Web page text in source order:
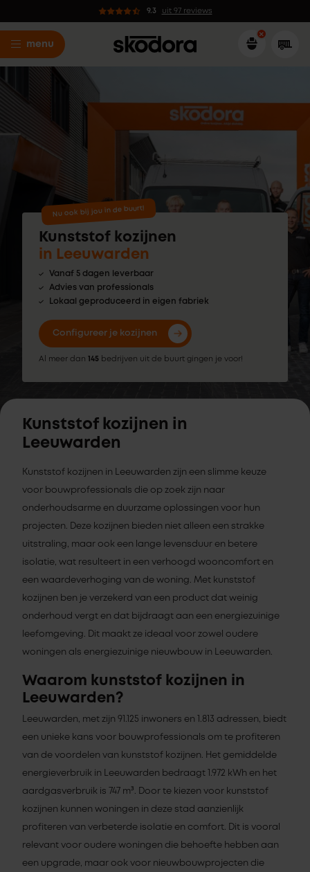
9.3 uit 97 reviews
menu
Nu ook bij jou in de buurt!
Kunststof kozijnen
in Leeuwarden
Vanaf 5 dagen leverbaar
Advies van professionals
Lokaal geproduceerd in eigen fabriek
Configureer je kozijnen
Al meer dan 145 bedrijven uit de buurt gingen je voor!
Kunststof kozijnen in
Leeuwarden
Kunststof kozijnen in Leeuwarden zijn een slimme keuze
voor bouwprofessionals die op zoek zijn naar
onderhoudsarme en duurzame oplossingen voor hun
projecten. Deze kozijnen bieden niet alleen een strakke
uitstraling, maar ook een lange levensduur en betere
isolatie, wat resulteert in een verhoogd wooncomfort en
een waardeverhoging van de woning. Met kunststof
kozijnen ben je verzekerd van een product dat weinig
onderhoud vergt en dat bijdraagt aan een energiezuinige
leefomgeving. Dit maakt ze ideaal voor zowel oudere
woningen als energiezuinige nieuwbouw in Leeuwarden.
Waarom kunststof kozijnen in
Leeuwarden?
Leeuwarden, met zijn 91.125 inwoners en 1.813 adressen, biedt
een unieke kans voor bouwprofessionals om te profiteren
van de voordelen van kunststof kozijnen. Het gemiddelde
energieverbruik in Leeuwarden bedraagt 1.972 kWh en het
aardgasverbruik is 747 m³. Door te kiezen voor kunststof
kozijnen kunnen woningen in deze stad aanzienlijk
profiteren van verbeterde isolatie en comfort. Dit is vooral
relevant voor oudere woningen die behoefte hebben aan
een upgrade, maar ook voor nieuwbouwprojecten die